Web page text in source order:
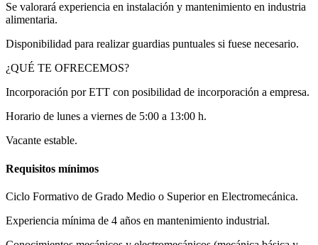
Se valorará experiencia en instalación y mantenimiento en industria
alimentaria.
Disponibilidad para realizar guardias puntuales si fuese necesario.
¿QUÉ TE OFRECEMOS?
Incorporación por ETT con posibilidad de incorporación a empresa.
Horario de lunes a viernes de 5:00 a 13:00 h.
Vacante estable.
Requisitos mínimos
Ciclo Formativo de Grado Medio o Superior en Electromecánica.
Experiencia mínima de 4 años en mantenimiento industrial.